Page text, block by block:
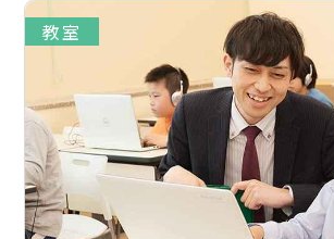
教室